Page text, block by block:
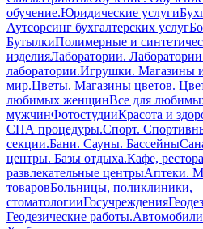
обучение.Юридические услуги
Аутсорсинг бухгалтерских услуг
БутылкиПолимерные и
изделияЛаборатории.
лаборатории.Игрушки. Магазины
мир.Цветы. Магазины цветов.
любимых женщинВсе для
мужчинФотостудииКрасота и
СПА процедуры.Спорт.
секции.Бани. Сауны. Бассейны
центры. Базы отдыха.Кафе,
развлекательные центрыАптеки.
товаровБольницы, поликлиники,
стоматологииГосучреждения
Геодезические работы.